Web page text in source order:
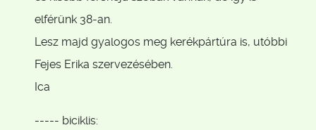
elférünk 38-an.
Lesz majd gyalogos meg kerékpártúra is, utóbbi
Fejes Erika szervezésében.
Ica
----- biciklis: